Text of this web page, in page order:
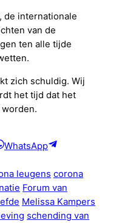
de internationale
van de
ten alle tijde
zich schuldig. Wij
het tijd dat het
WhatsApp
leugens corona
Forum van
Melissa Kampers
schending van